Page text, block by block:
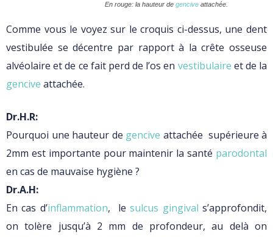
En rouge: la hauteur de gencive attachée.
Comme vous le voyez sur le croquis ci-dessus, une dent
vestibulée se décentre par rapport à la crête osseuse
alvéolaire et de ce fait perd de l’os en vestibulaire et de la
gencive attachée.
Dr.H.R:
Pourquoi une hauteur de gencive attachée supérieure à
2mm est importante pour maintenir la santé parodontal
en cas de mauvaise hygiène ?
Dr.A.H:
En cas d’inflammation, lesulcus gingival s’approfondit,
on tolère jusqu’à 2 mm de profondeur, au delà on